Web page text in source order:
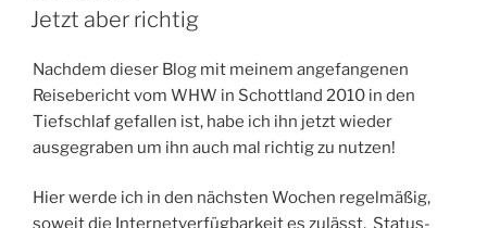
AM
Jetzt aber richtig
Nachdem dieser Blog mit meinem angefangenen
Reisebericht vom WHW in Schottland 2010 in den
Tiefschlaf gefallen ist, habe ich ihn jetzt wieder
ausgegraben um ihn auch mal richtig zu nutzen!
Hier werde ich in den nächsten Wochen regelmäßig,
soweit die Internetverfügbarkeit es zulässt, Status-